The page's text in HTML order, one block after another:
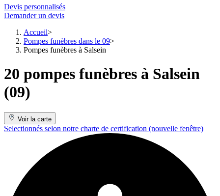
Devis personnalisés
Demander un devis
Accueil
Pompes funèbres dans le 09
Pompes funèbres à Salsein
20 pompes funèbres à Salsein
(09)
Voir la carte
Selectionnés selon notre charte de certification (nouvelle fenêtre)